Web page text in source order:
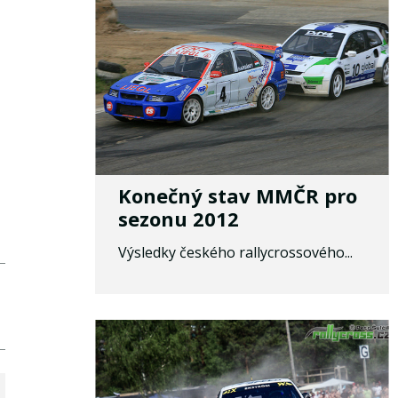
Konečný stav MMČR pro
sezonu 2012
Výsledky českého rallycrossového...